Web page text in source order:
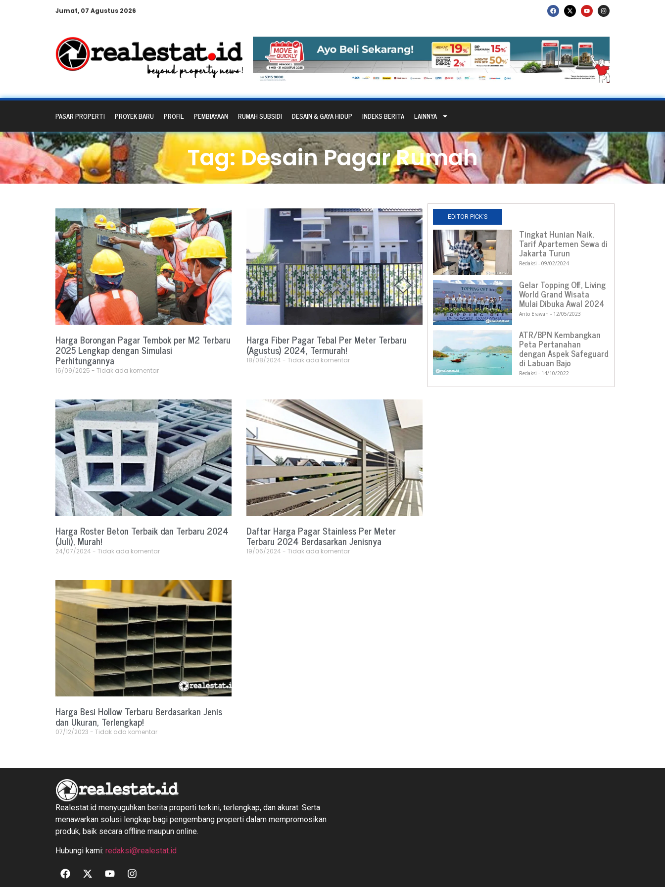
Jumat, 07 Agustus 2026
PASAR PROPERTI PROYEK BARU PROFIL PEMBIAYAAN RUMAH SUBSIDI DESAIN & GAYA HIDUP INDEKS BERITA LAINNYA
Tag: Desain Pagar Rumah
Harga Borongan Pagar Tembok per M2 Terbaru
2025 Lengkap dengan Simulasi
Perhitungannya
16/09/2025 Tidak ada komentar
Harga Fiber Pagar Tebal Per Meter Terbaru
(Agustus) 2024, Termurah!
18/08/2024 Tidak ada komentar
Harga Roster Beton Terbaik dan Terbaru 2024
(Juli), Murah!
24/07/2024 Tidak ada komentar
Daftar Harga Pagar Stainless Per Meter
Terbaru 2024 Berdasarkan Jenisnya
19/06/2024 Tidak ada komentar
Harga Besi Hollow Terbaru Berdasarkan Jenis
dan Ukuran, Terlengkap!
07/12/2023 Tidak ada komentar
EDITOR PICK'S
Tingkat Hunian Naik,
Tarif Apartemen Sewa di
Jakarta Turun
Redaksi 09/02/2024
Gelar Topping Off, Living
World Grand Wisata
Mulai Dibuka Awal 2024
Anto Erawan 12/05/2023
ATR/BPN Kembangkan
Peta Pertanahan
dengan Aspek Safeguard
di Labuan Bajo
Redaksi 14/10/2022
Realestat.id menyuguhkan berita properti terkini, terlengkap, dan akurat. Serta
menawarkan solusi lengkap bagi pengembang properti dalam mempromosikan
produk, baik secara offline maupun online.
Hubungi kami: redaksi@realestat.id